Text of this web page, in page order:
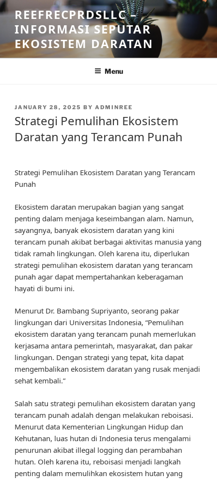
Skip
to
content
REEFRECPRDSLLC –
INFORMASI SEPUTAR
EKOSISTEM DARATAN
Menu
POSTED
JANUARY 28, 2025 BY ADMINREE
Strategi Pemulihan Ekosistem
Daratan yang Terancam Punah
Strategi Pemulihan Ekosistem Daratan yang Terancam
Punah
Ekosistem daratan merupakan bagian yang sangat
penting dalam menjaga keseimbangan alam. Namun,
sayangnya, banyak ekosistem daratan yang kini
terancam punah akibat berbagai aktivitas manusia yang
tidak ramah lingkungan. Oleh karena itu, diperlukan
strategi pemulihan ekosistem daratan yang terancam
punah agar dapat mempertahankan keberagaman
hayati di bumi ini.
Menurut Dr. Bambang Supriyanto, seorang pakar
lingkungan dari Universitas Indonesia, “Pemulihan
ekosistem daratan yang terancam punah memerlukan
kerjasama antara pemerintah, masyarakat, dan pakar
lingkungan. Dengan strategi yang tepat, kita dapat
mengembalikan ekosistem daratan yang rusak menjadi
sehat kembali.”
Salah satu strategi pemulihan ekosistem daratan yang
terancam punah adalah dengan melakukan reboisasi.
Menurut data Kementerian Lingkungan Hidup dan
Kehutanan, luas hutan di Indonesia terus mengalami
penurunan akibat illegal logging dan perambahan
hutan. Oleh karena itu, reboisasi menjadi langkah
penting dalam memulihkan ekosistem hutan yang